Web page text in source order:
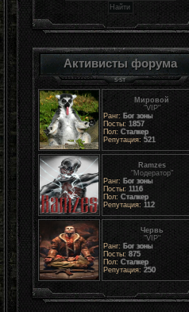
Активисты форума
Мировой
"VIP"
Ранг: Бог зоны
Посты: 1857
Пол: Сталкер
Репутация: 521
Ramzes
"Модератор"
Ранг: Бог зоны
Посты: 1116
Пол: Сталкер
Репутация: 112
Червь
"VIP"
Ранг: Бог зоны
Посты: 875
Пол: Сталкер
Репутация: 250